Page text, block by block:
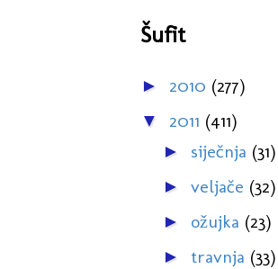
Šufit
► 2010 (277)
▼ 2011 (411)
► siječnja (31)
► veljače (32)
► ožujka (23)
► travnja (33)